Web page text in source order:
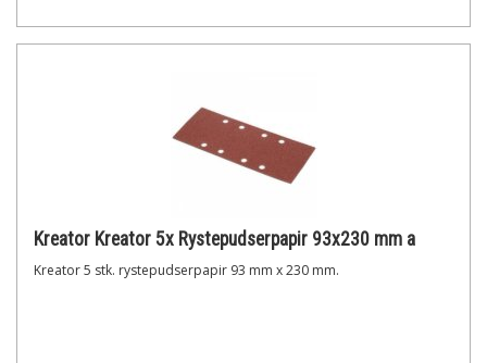
Kreator Kreator 5x Rystepudserpapir 93x230 mm a
Kreator 5 stk. rystepudserpapir 93 mm x 230 mm.